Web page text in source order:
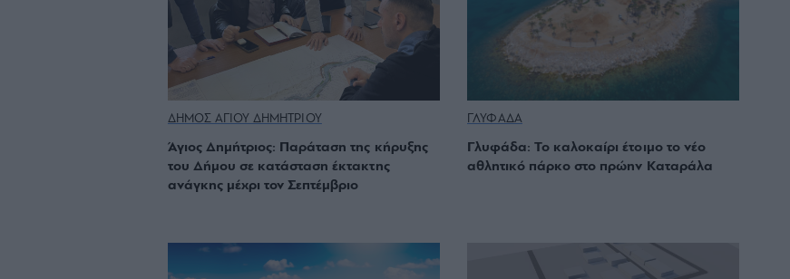
ΔΗΜΟΣ ΑΓΙΟΥ ΔΗΜΗΤΡΙΟΥ
Άγιος Δημήτριος: Παράταση της κήρυξης
του Δήμου σε κατάσταση έκτακτης
ανάγκης μέχρι τον Σεπτέμβριο
ΓΛΥΦΑΔΑ
Γλυφάδα: Το καλοκαίρι έτοιμο το νέο
αθλητικό πάρκο στο πρώην Καταράλα